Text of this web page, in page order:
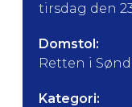
tirsdag den
Domstol:
Retten i
Kategori: